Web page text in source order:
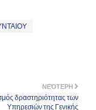
ΝΕΌΤΕΡΗ
δραστηριότητας των
Υπηρεσιών της Γενικής